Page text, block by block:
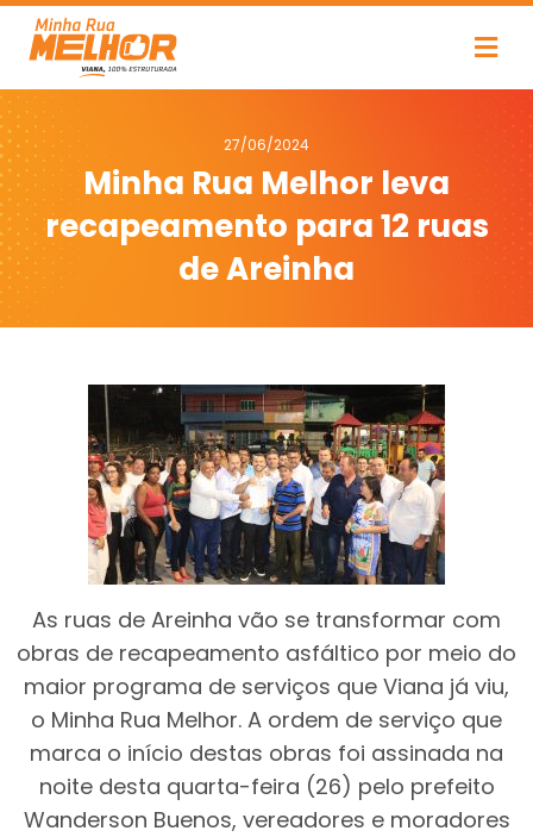
27/06/2024
Minha Rua Melhor leva
recapeamento para 12 ruas
de Areinha
As ruas de Areinha vão se transformar com
obras de recapeamento asfáltico por meio do
maior programa de serviços que Viana já viu,
o Minha Rua Melhor. A ordem de serviço que
marca o início destas obras foi assinada na
noite desta quarta-feira (26) pelo prefeito
Wanderson Buenos, vereadores e moradores